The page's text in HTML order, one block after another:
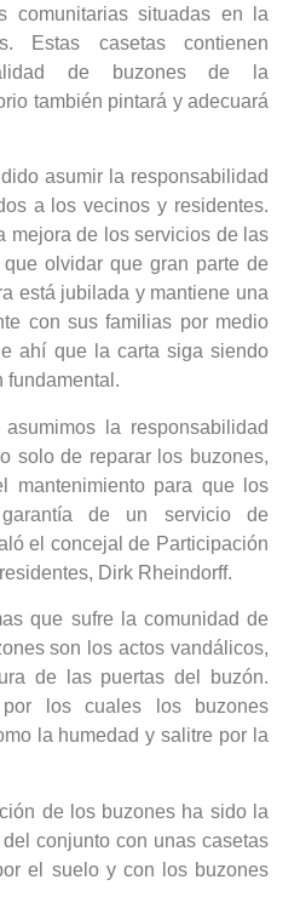
comunitarias situadas en la
Estas casetas contienen
de buzones de la
también pintará y adecuará
asumir la responsabilidad
a los vecinos y residentes.
mejora de los servicios de las
olvidar que gran parte de
está jubilada y mantiene una
con sus familias por medio
ahí que la carta siga siendo
fundamental.
asumimos la responsabilidad
solo de reparar los buzones,
mantenimiento para que los
de un servicio de
el concejal de Participación
Dirk Rheindorff.
que sufre la comunidad de
son los actos vandálicos,
de las puertas del buzón.
los cuales los buzones
la humedad y salitre por la
de los buzones ha sido la
conjunto con unas casetas
el suelo y con los buzones